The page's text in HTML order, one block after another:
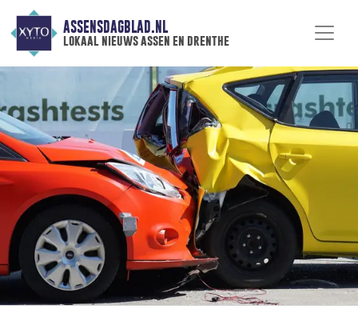
ASSENSDAGBLAD.NL
lokaal nieuws assen en drenthe